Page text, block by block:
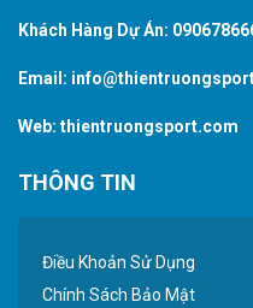
Khách Hàng Dự Án:
Email:
Web: thientruongsport.com
THÔNG TIN
Điều Khoản Sử Dụng
Chính Sách Bảo Mật